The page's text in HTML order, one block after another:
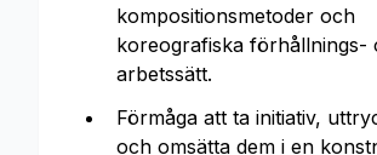
kompositionsmetoder och
koreografiska förhållnings-
arbetssätt.
Förmåga att ta initiativ,
och omsätta dem i en